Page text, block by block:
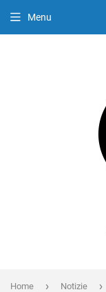
Menu
Home › Notizie ›